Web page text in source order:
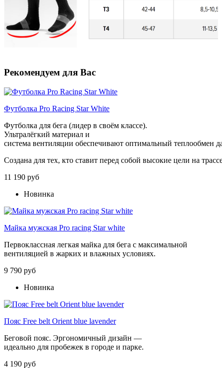
Рекомендуем для Вас
Футболка Pro Racing Star White
Футболка для бега (лидер в своём классе).
Ультралёгкий материал и
система вентиляции обеспечивают оптимальный теплообмен
Создана для тех, кто ставит перед собой высокие цели на
11 190 руб
Новинка
Майка мужская Pro racing Star white
Первоклассная легкая майка для бега с максимальной
вентиляцией в жарких и влажных условиях.
9 790 руб
Новинка
Пояс Free belt Orient blue lavender
Беговой пояс. Эргономичный дизайн —
идеально для пробежек в городе и парке.
4 190 руб